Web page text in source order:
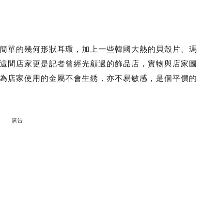
單的幾何形狀耳環，加上一些韓國大熱的貝殼片、瑪
間店家更是記者曾經光顧過的飾品店，實物與店家圖
店家使用的金屬不會生銹，亦不易敏感，是個平價的
廣告